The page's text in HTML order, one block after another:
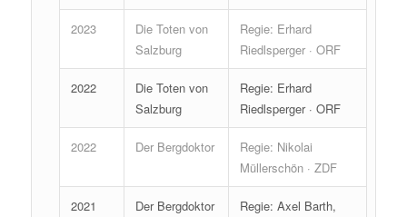
2023
Die Toten von
Salzburg
Regie: Erhard
Riedlsperger · ORF
2022
Die Toten von
Salzburg
Regie: Erhard
Riedlsperger · ORF
2022 Der Bergdoktor
Regie: Nikolai
Müllerschön · ZDF
2021 Der Bergdoktor
Regie: Axel Barth,